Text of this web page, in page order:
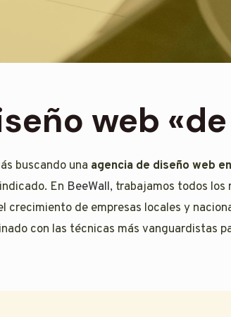
web
buscando una agencia de diseño web
En BeeWall, trabajamos todos los
crecimiento de empresas locales y
con las técnicas más vanguardistas